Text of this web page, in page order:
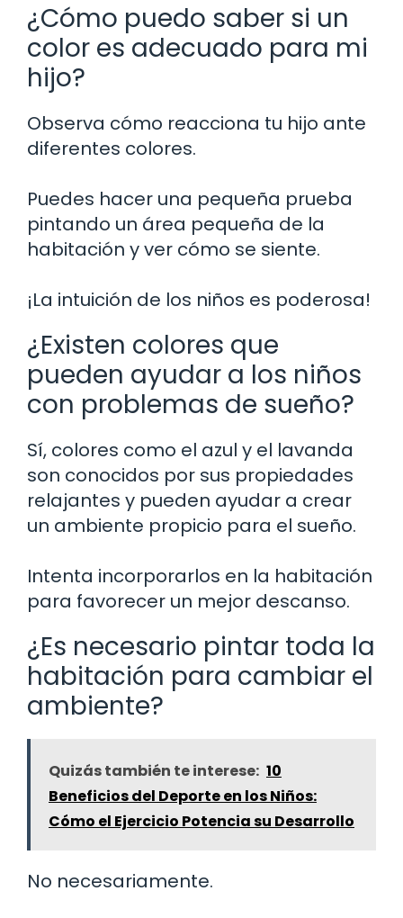
¿Cómo puedo saber si un
color es adecuado para mi
hijo?
Observa cómo reacciona tu hijo ante
diferentes colores.
Puedes hacer una pequeña prueba
pintando un área pequeña de la
habitación y ver cómo se siente.
¡La intuición de los niños es poderosa!
¿Existen colores que
pueden ayudar a los niños
con problemas de sueño?
Sí, colores como el azul y el lavanda
son conocidos por sus propiedades
relajantes y pueden ayudar a crear
un ambiente propicio para el sueño.
Intenta incorporarlos en la habitación
para favorecer un mejor descanso.
¿Es necesario pintar toda la
habitación para cambiar el
ambiente?
Quizás también te interese: 10
Beneficios del Deporte en los Niños:
Cómo el Ejercicio Potencia su Desarrollo
No necesariamente.